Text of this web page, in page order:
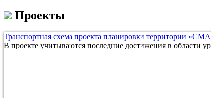
Проекты
Транспортная схема проекта планировки территории
В проекте учитываются последние достижения в области